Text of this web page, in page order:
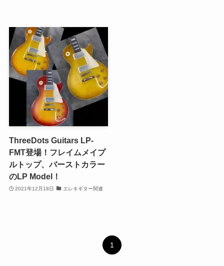
ThreeDots Guitars LP-
FMT登場！フレイムメイプ
ルトップ、バーストカラー
のLP Model！
2021年12月18日 エレキギター関連
1